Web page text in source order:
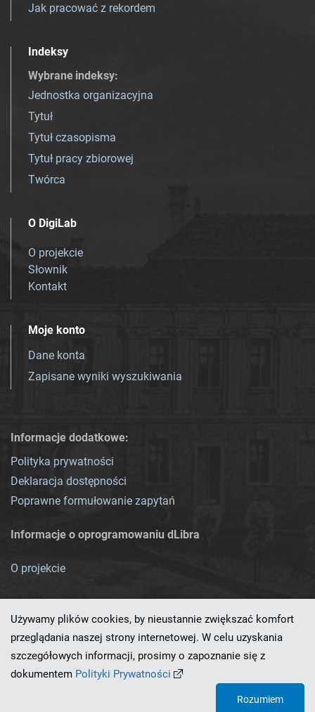
Jak pracować z rekordem
Indeksy
Wybrane indeksy:
Jednostka organizacyjna
Tytuł
Tytuł czasopisma
Tytuł pracy zbiorowej
Twórca
O DigiLab
O projekcie
Słownik
Kontakt
Moje konto
Dane konta
Zapisane wyniki wyszukiwania
Informacje dodatkowe:
Polityka prywatności
Deklaracja dostępności
Poprawne formułowanie zapytań
Informacje o oprogramowaniu dLibra
O projekcie
Ten serwis działa dzięki oprogramowaniu
Używamy plików cookies, by nieustannie zwiększać komfort
przeglądania naszej strony internetowej. W celu uzyskania
szczegółowych informacji, prosimy o zapoznanie się z
dokumentem Polityki Prywatności
Rozumiem